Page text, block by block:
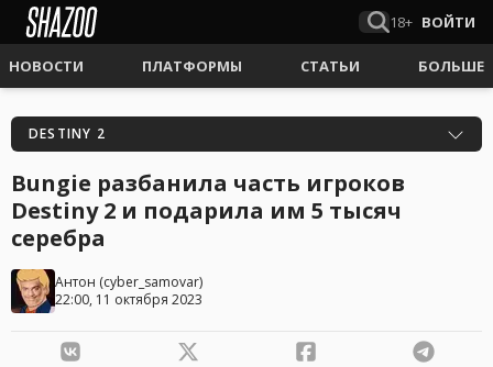
18+ ВОЙТИ
НОВОСТИ ПЛАТФОРМЫ СТАТЬИ БОЛЬШЕ
DESTINY 2
Bungie разбанила часть игроков
Destiny 2 и подарила им 5 тысяч
серебра
Антон (cyber_samovar)
22:00, 11 октября 2023